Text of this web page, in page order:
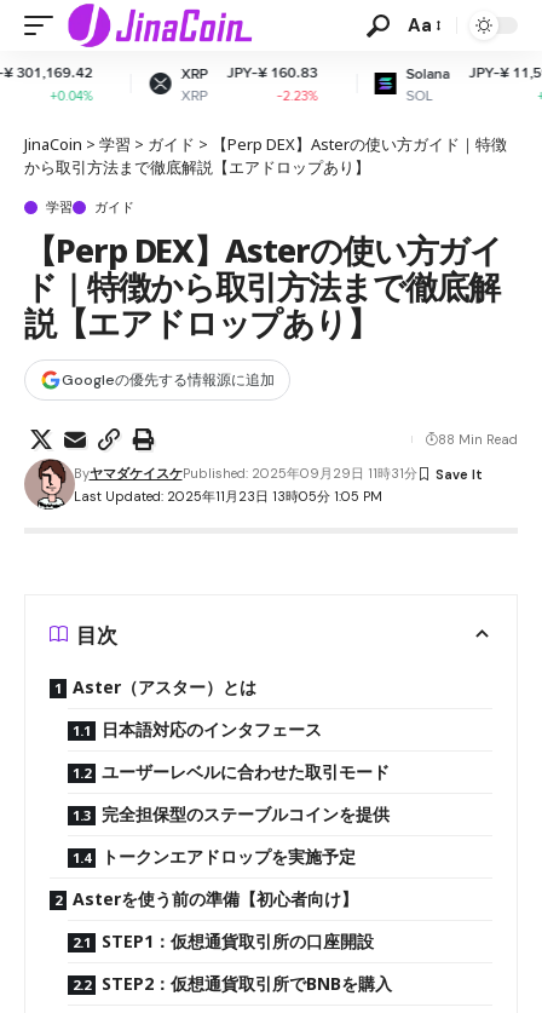
Aa
JPY-¥ 160.83
-2.23%
Solana
JPY-¥ 11,599.23
JinaCoin > 学習 > ガイド >
【Perp DEX】Asterの使い方ガイド｜特徴
から取引方法まで徹底解説【エアドロップあり】
学習 ガイド
【Perp DEX】Asterの使い方ガイ
ド｜特徴から取引方法まで徹底解
説【エアドロップあり】
Googleの優先する情報源に追加
Last Updated: 2025年11月23日 13時05分 1:05 PM
ByヤマダケイスケPublished: 2025年09月29日 11時31分
88 Min Read
目次
Aster（アスター）とは
日本語対応のインタフェース
ユーザーレベルに合わせた取引モード
完全担保型のステーブルコインを提供
トークンエアドロップを実施予定
Asterを使う前の準備【初心者向け】
STEP1：仮想通貨取引所の口座開設
STEP2：仮想通貨取引所でBNBを購入